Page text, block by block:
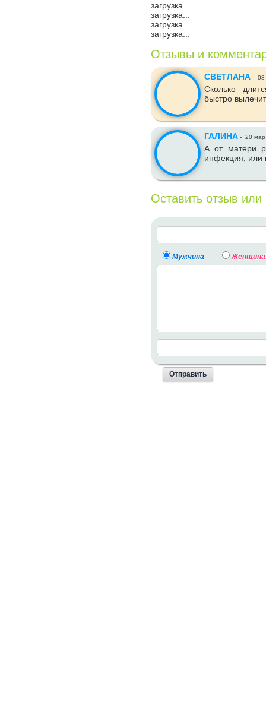
загрузка...
загрузка...
загрузка...
загрузка...
Отзывы и
СВЕТЛАНА -
Сколько
быстро
ГАЛИНА - 20
А от матери
инфекция, или
Оставить отзыв
Мужчина Женщина